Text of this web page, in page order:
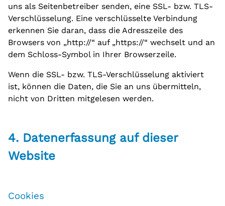
uns als Seitenbetreiber senden, eine SSL- bzw. TLS-
Verschlüsselung. Eine verschlüsselte Verbindung
erkennen Sie daran, dass die Adresszeile des
Browsers von „http://“ auf „https://“ wechselt und an
dem Schloss-Symbol in Ihrer Browserzeile.
Wenn die SSL- bzw. TLS-Verschlüsselung aktiviert
ist, können die Daten, die Sie an uns übermitteln,
nicht von Dritten mitgelesen werden.
4. Datenerfassung auf dieser
Website
Cookies